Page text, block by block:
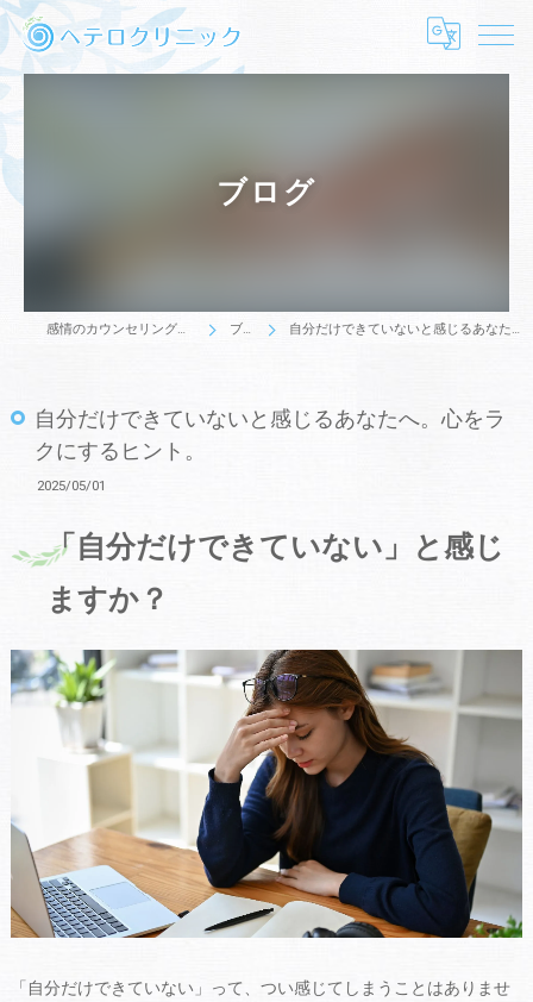
ブログ
感情のカウンセリングはヘテロクリニック ブログ 自分だけできていないと感じるあなたへ。心をラクにするヒント。
自分だけできていないと感じるあなたへ。心をラ
クにするヒント。
2025/05/01
「自分だけできていない」と感じ
ますか？
「自分だけできていない」って、つい感じてしまうことはありませ